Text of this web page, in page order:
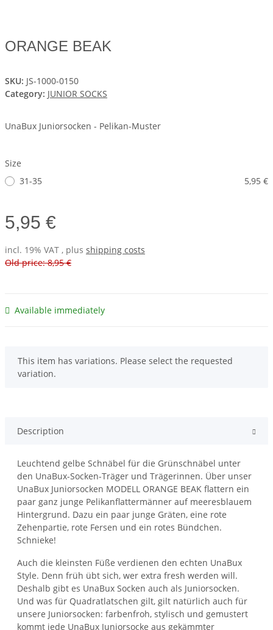
ORANGE BEAK
SKU: JS-1000-0150
Category: JUNIOR SOCKS
UnaBux Juniorsocken - Pelikan-Muster
Size
31-35
5,95 €
5,95 €
incl. 19% VAT , plus shipping costs
Old price: 8,95 €
Available immediately
x
This item has variations. Please select the requested
variation.
Description
Leuchtend gelbe Schnäbel für die Grünschnäbel unter
den UnaBux-Socken-Träger und Trägerinnen. Über unser
UnaBux Juniorsocken MODELL ORANGE BEAK flattern ein
paar ganz junge Pelikanflattermänner auf meeresblauem
Hintergrund. Dazu ein paar junge Gräten, eine rote
Zehenpartie, rote Fersen und ein rotes Bündchen.
Schnieke!
Auch die kleinsten Füße verdienen den echten UnaBux
Style. Denn früh übt sich, wer extra fresh werden will.
Deshalb gibt es UnaBux Socken auch als Juniorsocken.
Und was für Quadratlatschen gilt, gilt natürlich auch für
unsere Juniorsocken: farbenfroh, stylisch und gemustert
kommt jede UnaBux Juniorsocke aus gekämmter